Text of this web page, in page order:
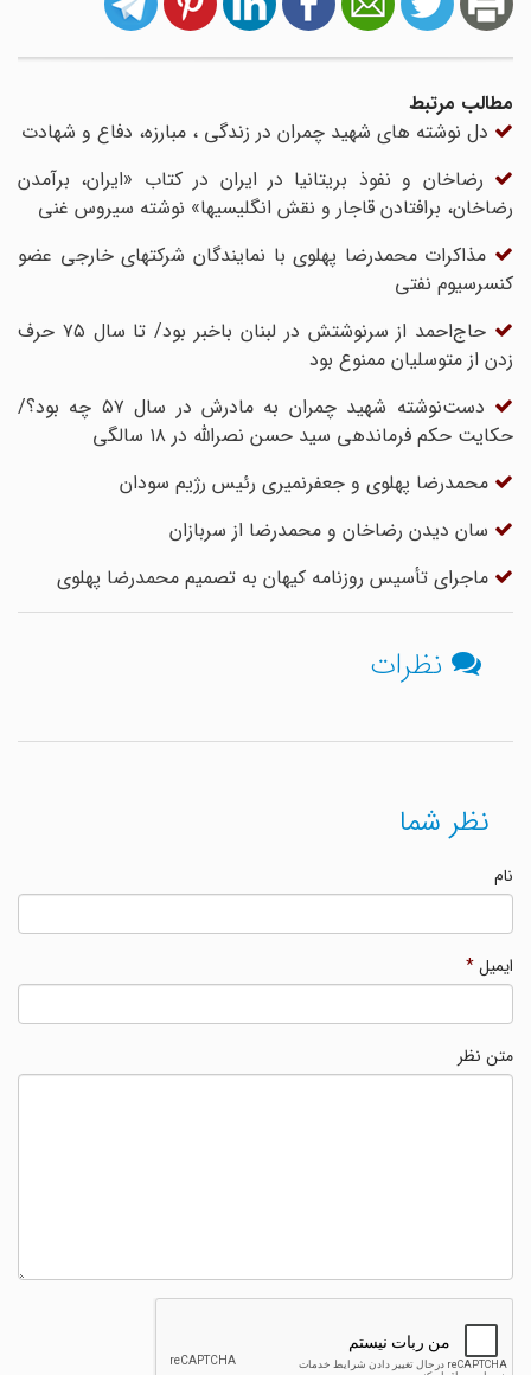
مطالب مرتبط
دل نوشته های شهید چمران در زندگی ، مبارزه، دفاع و شهادت
رضاخان و نفوذ بریتانیا در ایران در کتاب «ایران، برآمدن
رضاخان، برافتادن قاجار و نقش انگلیسیها» نوشته سیروس غنی
مذاکرات محمدرضا پهلوی با نمایندگان شرکتهای خارجی عضو
کنسرسیوم نفتی
حاج‌احمد از سرنوشتش در لبنان باخبر بود/ تا سال ۷۵ حرف
زدن از متوسلیان ممنوع بود
دست‌نوشته شهید چمران به مادرش در سال ۵۷ چه بود؟/
حکایت حکم فرماندهی سید حسن نصرالله در ۱۸ سالگی
محمدرضا پهلوی و جعفرنمیری رئیس رژیم سودان
سان دیدن رضاخان و محمدرضا از سربازان
ماجرای تأسیس روزنامه کیهان به تصمیم محمدرضا پهلوی
نظرات
نظر شما
ایمیل*
متن نظر